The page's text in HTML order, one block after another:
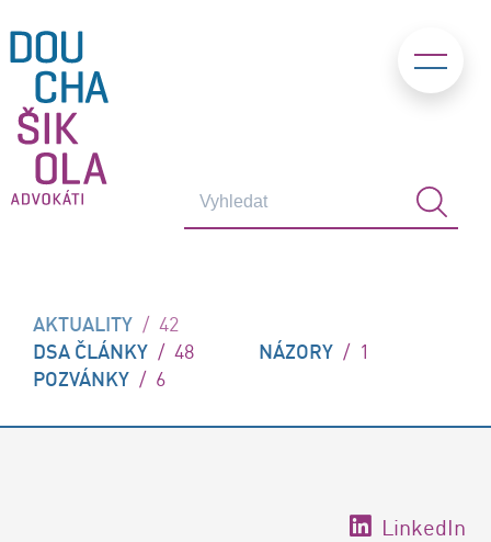
AKTUALITY / 42
DSA ČLÁNKY / 48 NÁZORY / 1
POZVÁNKY / 6
LinkedIn